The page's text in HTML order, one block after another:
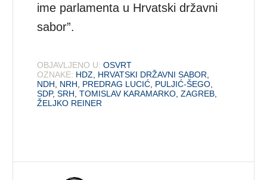
ime parlamenta u Hrvatski državni
sabor”.
OBJAVLJENO U: OSVRT
OZNAKE: HDZ HRVATSKI DRŽAVNI SABOR
NDH
NRH PREDRAG LUCIĆ PULJIĆ-ŠEGO
SDP,SRH ,TOMISLAV KARAMARKO ,ZAGREB
ŽELJKO REINER